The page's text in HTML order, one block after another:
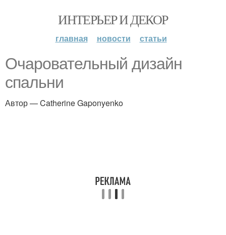
ИНТЕРЬЕР И ДЕКОР
главная новости статьи
Очаровательный дизайн
спальни
Автор — Catherine Gaponyenko